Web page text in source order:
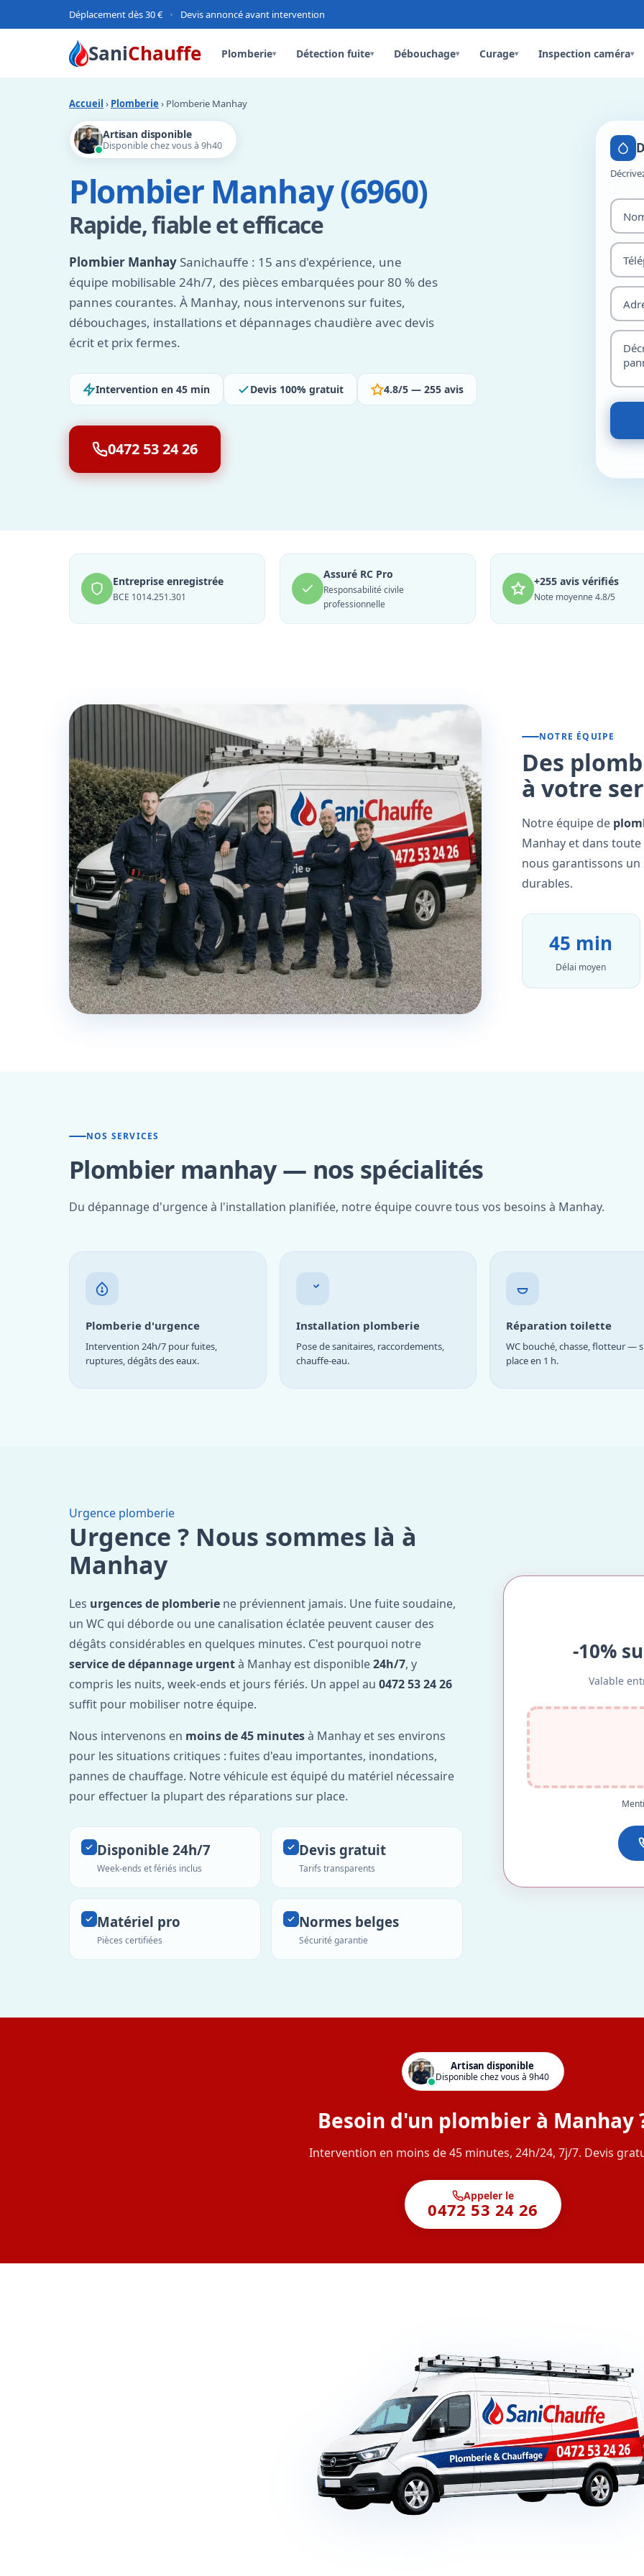
Déplacement dès 30 € • Devis annoncé avant intervention
SaniChauffe Plomberie▾ Détection fuite▾ Débouchage▾ Curage▾ Inspection caméra▾
Accueil › Plomberie › Plomberie Manhay
Artisan disponible
Disponible chez vous à 9h40
Plombier Manhay (6960)
Rapide, fiable et efficace
Plombier Manhay Sanichauffe : 15 ans d'expérience, une
équipe mobilisable 24h/7, des pièces embarquées pour 80 % des
pannes courantes. À Manhay, nous intervenons sur fuites,
débouchages, installations et dépannages chaudière avec devis
écrit et prix fermes.
Intervention en 45 min Devis 100% gratuit 4.8/5 — 255 avis
0472 53 24 26
Entreprise enregistrée
BCE 1014.251.301
Assuré RC Pro
Responsabilité civile
professionnelle
+255 avis vérifiés
Note moyenne 4.8/5
NOTRE ÉQUIPE
Des
à votre
Notre équipe de
Manhay et dans toute
nous garantissons
durables.
45 min
Délai moyen
NOS SERVICES
Plombier manhay — nos spécialités
Du dépannage d'urgence à l'installation planifiée, notre équipe couvre tous vos besoins à Manhay.
Plomberie d'urgence
Intervention 24h/7 pour fuites,
ruptures, dégâts des eaux.
Installation plomberie
Pose de sanitaires, raccordements,
chauffe-eau.
Réparation toilette
WC bouché, chasse, flotteur —
place en 1 h.
Urgence plomberie
Urgence ? Nous sommes là à
Manhay
Les urgences de plomberie ne préviennent jamais. Une fuite soudaine,
un WC qui déborde ou une canalisation éclatée peuvent causer des
dégâts considérables en quelques minutes. C'est pourquoi notre
service de dépannage urgentà Manhay est disponible24h/7, y
compris les nuits, week-ends et jours fériés. Un appel au 0472 53 24 26
suffit pour mobiliser notre équipe.
Nous intervenons en moins de 45 minutesà Manhay et ses environs
pour les situations critiques : fuites d'eau importantes, inondations,
pannes de chauffage. Notre véhicule est équipé du matériel nécessaire
pour effectuer la plupart des réparations sur place.
Disponible 24h/7
Week-ends et fériés inclus
Devis gratuit
Tarifs transparents
Matériel pro
Pièces certifiées
Normes belges
Sécurité garantie
-10%
Valable
Artisan disponible
Disponible chez vous à 9h40
Besoin d'un plombier à Manhay
Intervention en moins de 45 minutes, 24h/24, 7j/7. Devis
Appeler le
0472 53 24 26